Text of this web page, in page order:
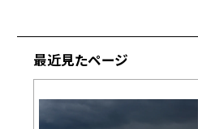
最近見たページ